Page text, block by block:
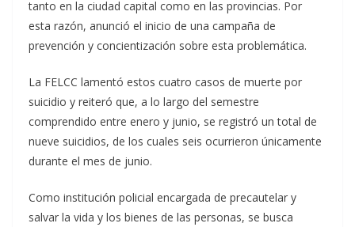
tanto en la ciudad capital como en las provincias. Por
esta razón, anunció el inicio de una campaña de
prevención y concientización sobre esta problemática.
La FELCC lamentó estos cuatro casos de muerte por
suicidio y reiteró que, a lo largo del semestre
comprendido entre enero y junio, se registró un total de
nueve suicidios, de los cuales seis ocurrieron únicamente
durante el mes de junio.
Como institución policial encargada de precautelar y
salvar la vida y los bienes de las personas, se busca